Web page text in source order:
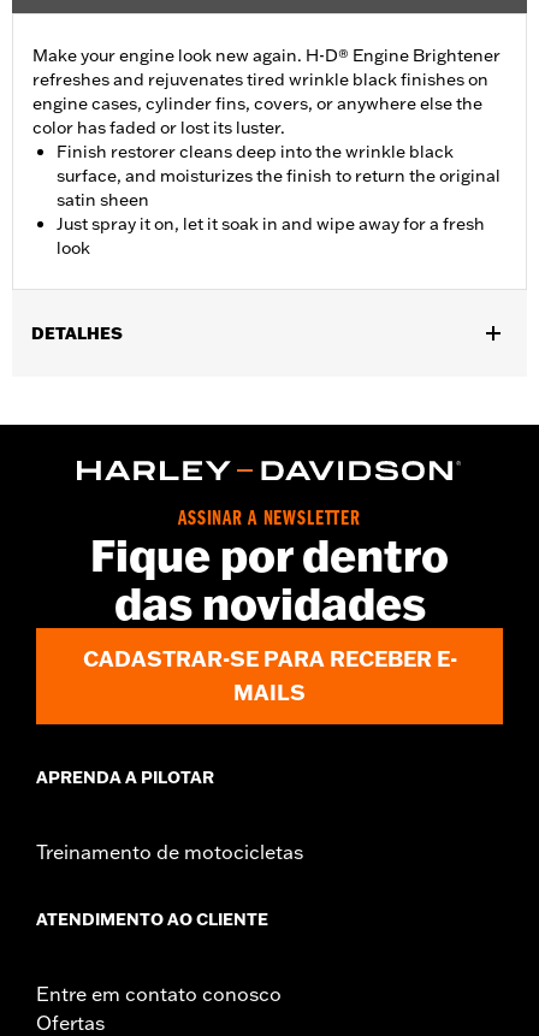
Make your engine look new again. H-D® Engine Brightener
refreshes and rejuvenates tired wrinkle black finishes on
engine cases, cylinder fins, covers, or anywhere else the
color has faded or lost its luster.
Finish restorer cleans deep into the wrinkle black
surface, and moisturizes the finish to return the original
satin sheen
Just spray it on, let it soak in and wipe away for a fresh
look
DETALHES
Engine Brightener Safety Data Sheet
and covers
11 Ounce
ASSINAR A NEWSLETTER
Fique por dentro
das novidades
CADASTRAR-SE PARA RECEBER E-
MAILS
APRENDA A PILOTAR
Treinamento de motocicletas
ATENDIMENTO AO CLIENTE
Entre em contato conosco
Ofertas